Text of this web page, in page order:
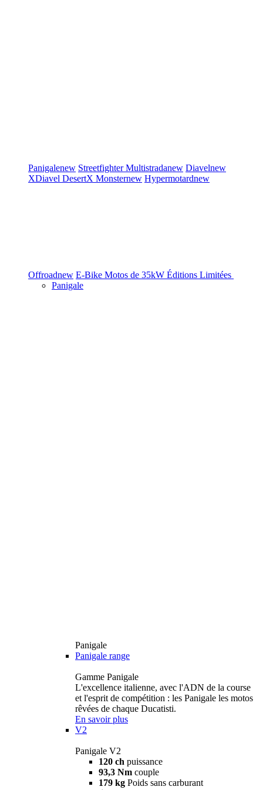
Panigalenew StreetfighterMultistradanew Diavelnew
XDiavel DesertX Monsternew Hypermotardnew
Offroadnew E-Bike Motos de 35kW Éditions Limitées
Panigale
Panigale
Panigale range
Gamme Panigale
L'excellence italienne, avec l'ADN de la course
et l'esprit de compétition : les Panigale les motos
rêvées de chaque Ducatisti.
En savoir plus
V2
Panigale V2
120 ch puissance
93,3 Nm couple
179 kg Poids sans carburant